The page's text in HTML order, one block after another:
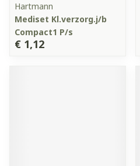
Hartmann
Mediset Kl.verzorg.j/b
Compact1 P/s
€ 1,12